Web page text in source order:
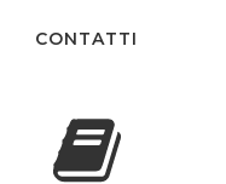
CONTATTI